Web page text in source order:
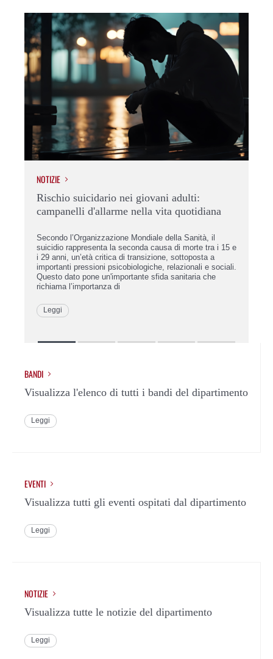
NOTIZIE
Rischio suicidario nei giovani adulti:
campanelli d'allarme nella vita quotidiana
Secondo l’Organizzazione Mondiale della Sanità, il
suicidio rappresenta la seconda causa di morte tra i 15 e
i 29 anni, un’età critica di transizione, sottoposta a
importanti pressioni psicobiologiche, relazionali e sociali.
Questo dato pone un'importante sfida sanitaria che
richiama l’importanza di
Leggi
BANDI
Visualizza l'elenco di tutti i bandi del dipartimento
Leggi
EVENTI
Visualizza tutti gli eventi ospitati dal dipartimento
Leggi
NOTIZIE
Visualizza tutte le notizie del dipartimento
Leggi